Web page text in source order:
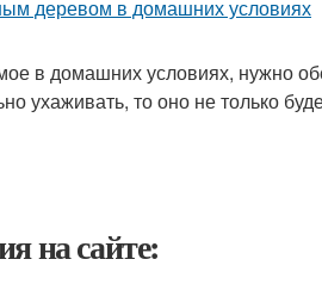
в домашних условиях, нужно
ухаживать, то оно не только
на сайте: